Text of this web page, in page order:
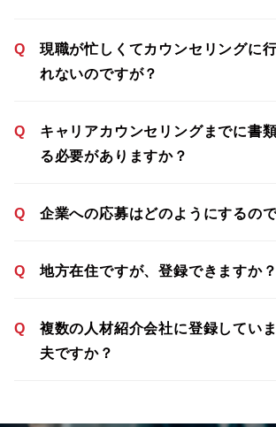
Q
現職が忙しくてカウンセリングに
れないのですが？
Q
キャリアカウンセリングまでに書
る必要がありますか？
Q 企業への応募はどのようにするの
Q 地方在住ですが、登録できますか？
Q
複数の人材紹介会社に登録してい
夫ですか？